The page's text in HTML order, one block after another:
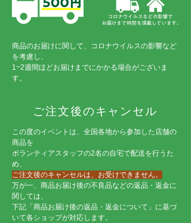
商品のお届けに関して、コロナウイルスの影響など
を考慮し、
1~2週間ほどお届けまでにかかる場合がございま
す。
ご注文後のキャンセル
この度のイベントは、全国各地から参加した店舗の
商品を
ボランティアスタッフの2名の自宅で配送を行うた
め、
ご注文後のキャンセルは、お受けできません。
万が一、商品お届け後の不良品などの返品・返金に
関しては、
​下記「商品お届け後の返品・返金について」に基づ
いて各ショップが対応します。